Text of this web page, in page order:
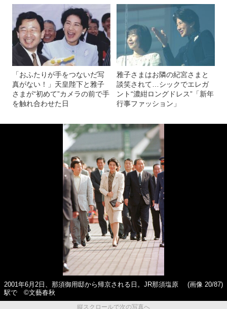
「おふたりが手をつないだ写
真がない！」天皇陛下と雅子
さまが“初めて”カメラの前で手
を触れ合わせた日
雅子さまはお隣の紀宮さまと
談笑されて…シックでエレガ
ント“濃紺ロングドレス”「新年
行事ファッション」
2001年6月2日、那須御用邸から帰京される日。JR那須塩原
駅で ©文藝春秋
(画像 20/87)
縦スクロールで次の写真へ